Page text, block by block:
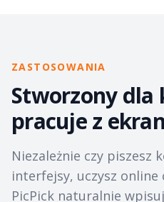
ZASTOSOWANIA
Stworzony dla
pracuje z
Niezależnie czy piszesz
interfejsy, uczysz
PicPick naturalnie